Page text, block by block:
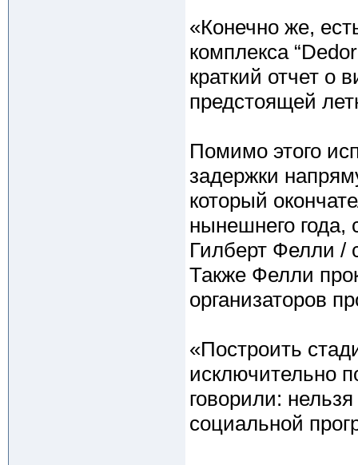
«Конечно же,
комплекса
краткий отчет о
предстоящей
Помимо этого
задержки
который
нынешнего года,
Гилберт Фелли /
Также Фелли
организаторов
«Построить
исключительно
говорили:
социальной